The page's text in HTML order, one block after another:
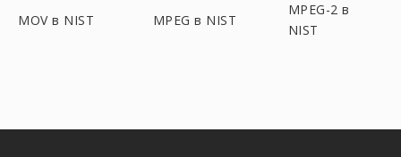
MOV в NIST MPEG в NIST
MPEG-2 в
NIST